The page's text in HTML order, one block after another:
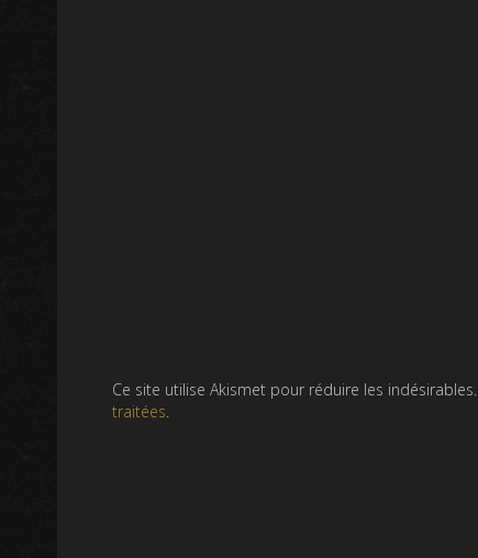
Ce site utilise Akismet pour réduire les indésirables.
traitées.